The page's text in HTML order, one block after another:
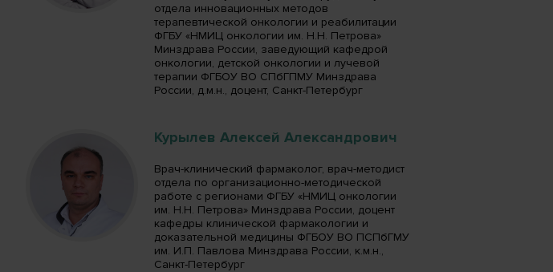
отдела инновационных методов
терапевтической онкологии и реабилитации
ФГБУ «НМИЦ онкологии им. Н.Н. Петрова»
Минздрава России, заведующий кафедрой
онкологии, детской онкологии и лучевой
терапии ФГБОУ ВО СПбГПМУ Минздрава
России, д.м.н., доцент, Санкт-Петербург
Курылев Алексей Александрович
Врач-клинический фармаколог, врач-методист
отдела по организационно-методической
работе с регионами ФГБУ «НМИЦ онкологии
им. Н.Н. Петрова» Минздрава России, доцент
кафедры клинической фармакологии и
доказательной медицины ФГБОУ ВО ПСПбГМУ
им. И.П. Павлова Минздрава России, к.м.н.,
Санкт-Петербург